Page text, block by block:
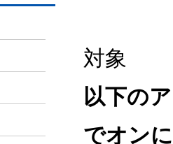
対象
以下の
でオン